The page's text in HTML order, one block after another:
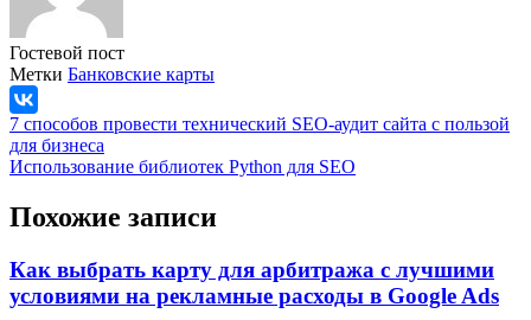
Гостевой пост
Метки Банковские карты
7 способов провести технический SEO-аудит сайта с пользой
для бизнеса
Использование библиотек Python для SEO
Похожие записи
Как выбрать карту для арбитража с лучшими
условиями на рекламные расходы в Google Ads